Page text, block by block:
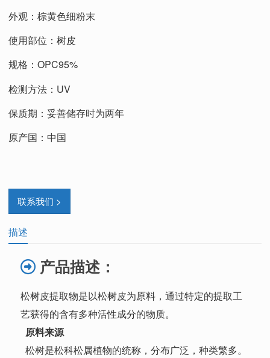
外观：棕黄色细粉末
使用部位：树皮
规格：OPC95%
检测方法：UV
保质期：妥善储存时为两年
原产国：中国
联系我们 >
描述
产品描述：
松树皮提取物是以松树皮为原料，通过特定的提取工
艺获得的含有多种活性成分的物质。
原料来源
松树是松科松属植物的统称，分布广泛，种类繁多。